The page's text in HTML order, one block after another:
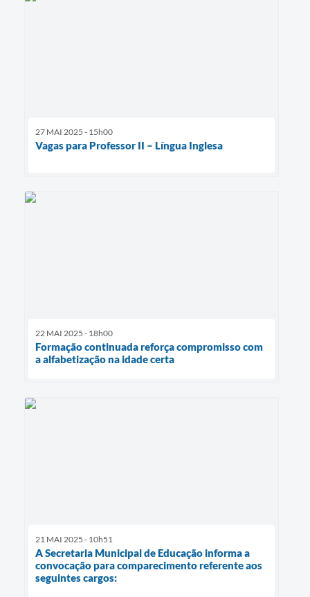
27 MAI 2025 - 15h00
Vagas para Professor II – Língua Inglesa
22 MAI 2025 - 18h00
Formação continuada reforça compromisso com
a alfabetização na idade certa
21 MAI 2025 - 10h51
A Secretaria Municipal de Educação informa a
convocação para comparecimento referente aos
seguintes cargos: